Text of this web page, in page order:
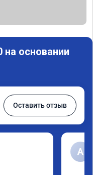
на основании
Оставить отзыв
А